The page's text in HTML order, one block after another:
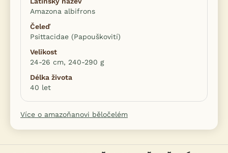
Amazona albifrons
Čeleď
Psittacidae (Papouškovití)
Velikost
24-26 cm, 240-290 g
Délka života
40 let
Více o amazoňanovi běločelém